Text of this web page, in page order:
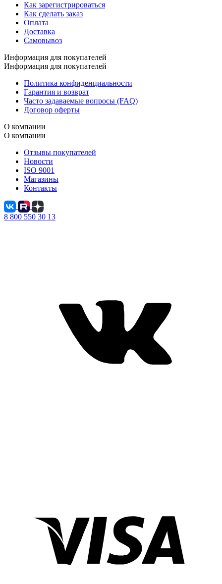
Как зарегистрироваться
Как сделать заказ
Оплата
Доставка
Самовывоз
Информация для покупателей
Информация для покупателей
Политика конфиденциальности
Гарантия и возврат
Часто задаваемые вопросы (FAQ)
Договор оферты
О компании
О компании
Отзывы покупателей
Новости
ISO 9001
Магазины
Контакты
8 800 550 30 13